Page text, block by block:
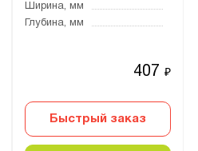
Ширина, мм
Глубина, мм
407₽
Быстрый заказ